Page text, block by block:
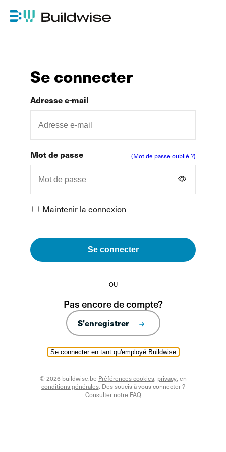
Se connecter
Se connecter en tant qu'employé Buildwise
Adresse e-mail
Mot de passe (Mot de passe oublié ?)
Maintenir la connexion
Se connecter
OU
Pas encore de compte?
S'enregistrer
© 2026 buildwise.be Préférences cookies, privacy, en
conditions générales. Des soucis à vous connecter ?
Consulter notre FAQ